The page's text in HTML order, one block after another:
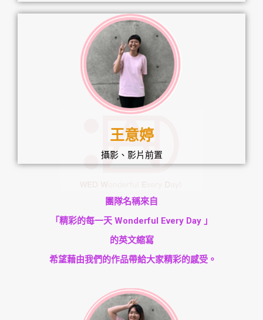
王意婷
攝影、影片前置
團隊名稱來自
「精彩的每一天 Wonderful Every Day 」
的英文縮寫
希望藉由我們的作品帶給大家精彩的感受。